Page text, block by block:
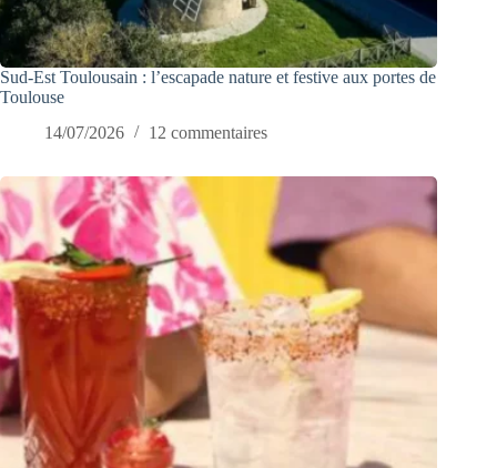
Sud-Est Toulousain : l’escapade nature et festive aux portes de
Toulouse
14/07/2026
12 commentaires